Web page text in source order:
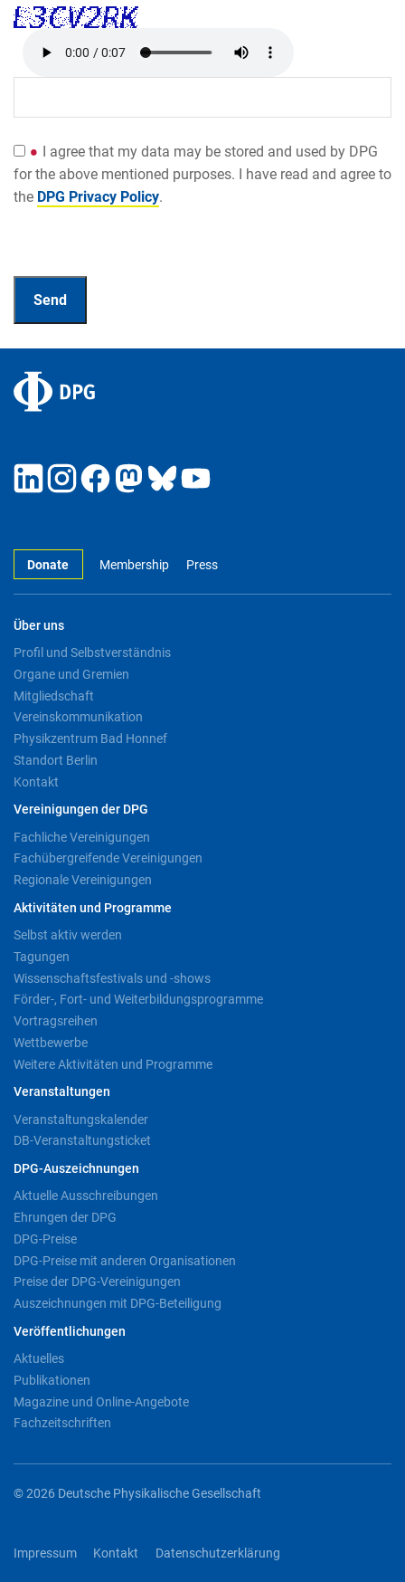
I agree that my data may be stored and used by DPG
for the above mentioned purposes. I have read and agree to
the DPG Privacy Policy.
Donate Membership Press
Über uns
Profil und Selbstverständnis
Organe und Gremien
Mitgliedschaft
Vereinskommunikation
Physikzentrum Bad Honnef
Standort Berlin
Kontakt
Vereinigungen der DPG
Fachliche Vereinigungen
Fachübergreifende Vereinigungen
Regionale Vereinigungen
Aktivitäten und Programme
Selbst aktiv werden
Tagungen
Wissenschaftsfestivals und -shows
Förder-, Fort- und Weiterbildungsprogramme
Vortragsreihen
Wettbewerbe
Weitere Aktivitäten und Programme
Veranstaltungen
Veranstaltungskalender
DB-Veranstaltungsticket
DPG-Auszeichnungen
Aktuelle Ausschreibungen
Ehrungen der DPG
DPG-Preise
DPG-Preise mit anderen Organisationen
Preise der DPG-Vereinigungen
Auszeichnungen mit DPG-Beteiligung
Veröffentlichungen
Aktuelles
Publikationen
Magazine und Online-Angebote
Fachzeitschriften
© 2026 Deutsche Physikalische Gesellschaft
Impressum Kontakt Datenschutzerklärung